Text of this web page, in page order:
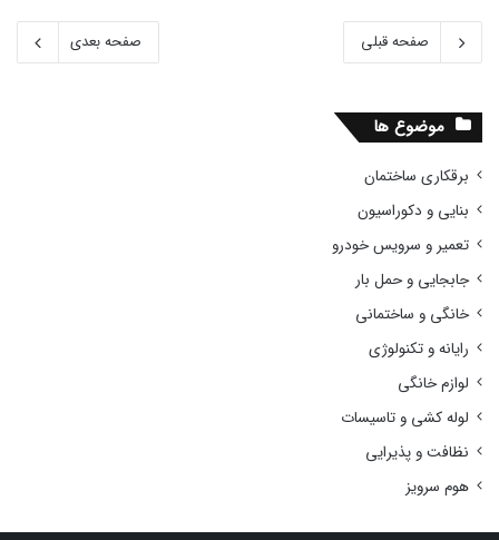
صفحه قبلی صفحه بعدی
موضوع ها
برقکاری ساختمان
بنایی و دکوراسیون
تعمیر و سرویس خودرو
جابجایی و حمل بار
خانگی و ساختمانی
رایانه و تکنولوژی
لوازم خانگی
لوله کشی و تاسیسات
نظافت و پذیرایی
هوم سرویز